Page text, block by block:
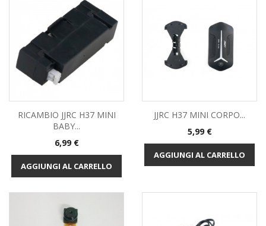
RICAMBIO JJRC H37 MINI
BABY...
Prezzo
6,99 €
AGGIUNGI AL CARRELLO
JJRC H37 MINI CORPO...
Prezzo
5,99 €
AGGIUNGI AL CARRELLO